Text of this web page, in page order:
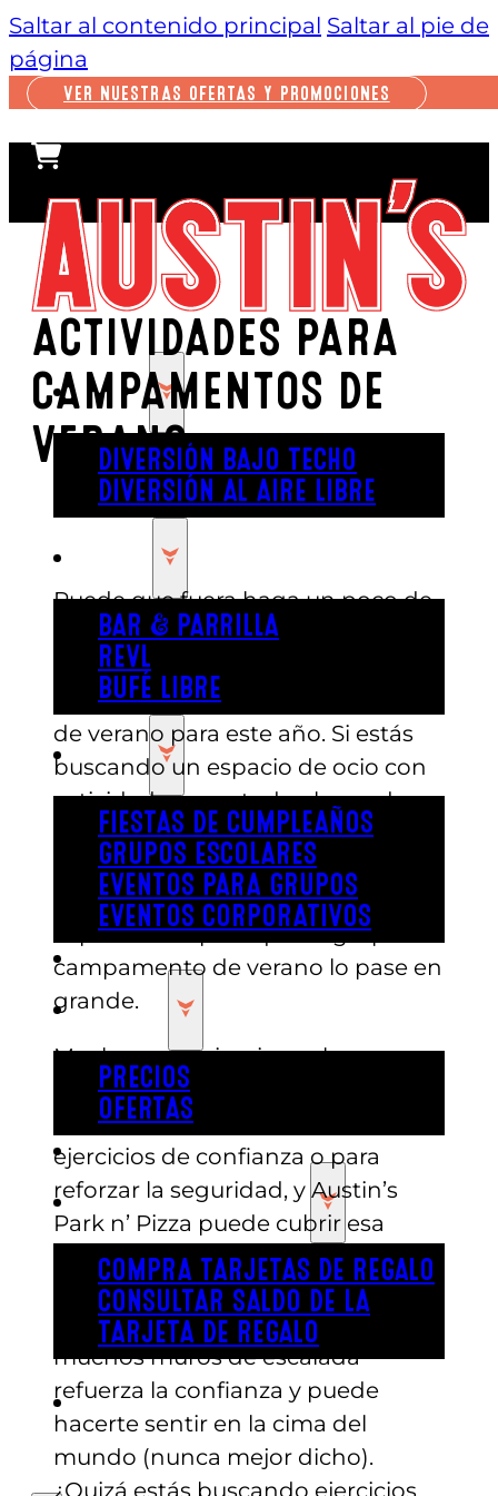
Saltar al contenido principal Saltar al pie de
página
VER NUESTRAS OFERTAS Y PROMOCIONES
JUGAR
DIVERSIÓN BAJO TECHO
DIVERSIÓN AL AIRE LIBRE
BAR & PARRILLA
REVL
BUFÉ LIBRE
FIESTA
FIESTAS DE CUMPLEAÑOS
GRUPOS ESCOLARES
EVENTOS PARA GRUPOS
EVENTOS CORPORATIVOS
PRECIOS
PRECIOS
OFERTAS
COMPRAR ENTRADAS
TARJETAS DE REGALO
COMPRA TARJETAS DE REGALO
CONSULTAR SALDO DE LA
TARJETA DE REGALO
ENGLISH
ACTIVIDADES PARA
CAMPAMENTOS DE
VERANO
Puede que fuera haga un poco de
fresco, pero no deberías dejar que
eso te frene a la hora de preparar
las actividades de tu campamento
de verano para este año. Si estás
buscando un espacio de ocio con
actividades para todo el mundo,
no busques más: ¡Austin’s Park n’
Pizza! Aquí encontrarás la mayor
variedad de juegos, actividades y
experiencias para que tu grupo de
campamento de verano lo pase en
grande.
Muchas organizaciones buscan
actividades para campamentos de
verano que puedan utilizarse para
ejercicios de confianza o para
reforzar la seguridad, y Austin’s
Park n’ Pizza puede cubrir esa
necesidad sin problema. La
sensación de euforia y éxito que se
siente al escalar uno de nuestros
muchos muros de escalada
refuerza la confianza y puede
hacerte sentir en la cima del
mundo (nunca mejor dicho).
¿Quizá estás buscando ejercicios